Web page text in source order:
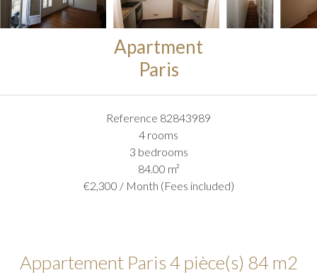
Apartment
Paris
Reference 82843989
4 rooms
3 bedrooms
84.00 m²
€2,300 / Month (Fees included)
Appartement Paris 4 pièce(s) 84 m2